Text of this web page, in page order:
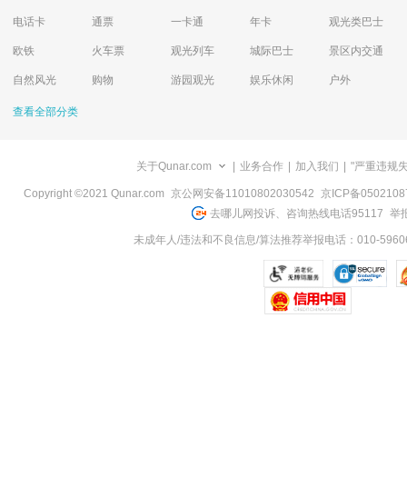
电话卡 通票 一卡通 年卡 观光类巴士
欧铁 火车票 观光列车 城际巴士 景区内交通
自然风光 购物 游园观光 娱乐休闲 户外
查看全部分类
关于Qunar.com 业务合作 加入我们 "严重违规
Copyright ©2021 Qunar.com 京公网安备11010802030542 京ICP备
去哪儿网投诉、咨询热线电话95117 举
未成年人/违法和不良信息/算法推荐举报电话：010-